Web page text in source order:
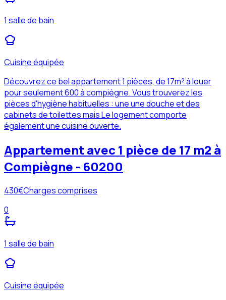
1 salle de bain
Cuisine équipée
Découvrez ce bel appartement 1 pièces, de 17m² à louer
pour seulement 600 à compiègne. Vous trouverez les
pièces d'hygiène habituelles : une une douche et des
cabinets de toilettes mais Le logement comporte
également une cuisine ouverte.
Appartement avec 1 pièce de 17 m2 à
Compiègne - 60200
430€Charges comprises
0
1 salle de bain
Cuisine équipée